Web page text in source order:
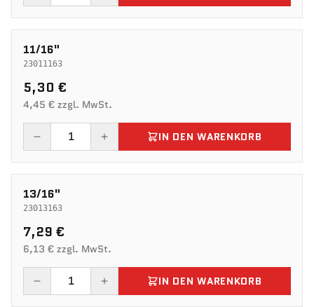
11/16"
23011163
5,30 €
4,45 € zzgl. MwSt.
IN DEN WARENKORB
13/16"
23013163
7,29 €
6,13 € zzgl. MwSt.
IN DEN WARENKORB